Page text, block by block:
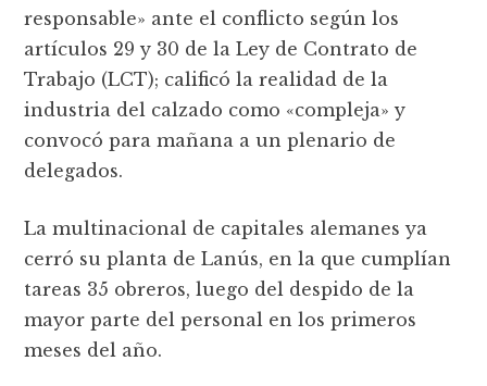
responsable» ante el conflicto según los
artículos 29 y 30 de la Ley de Contrato de
Trabajo (LCT); calificó la realidad de la
industria del calzado como «compleja» y
convocó para mañana a un plenario de
delegados.
La multinacional de capitales alemanes ya
cerró su planta de Lanús, en la que cumplían
tareas 35 obreros, luego del despido de la
mayor parte del personal en los primeros
meses del año.